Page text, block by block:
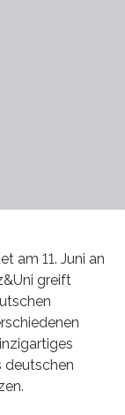
am 11. Juni an
greift
deutschen